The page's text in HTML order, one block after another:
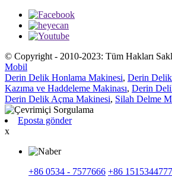
© Copyright - 2010-2023: Tüm Hakları
Mobil
Derin Delik Honlama Makinesi, Derin
Kazıma ve Haddeleme Makinası, Derin
Derin Delik Açma Makinesi, Silah Delme
Eposta gönder
x
+86 0534 - 7577666 +86